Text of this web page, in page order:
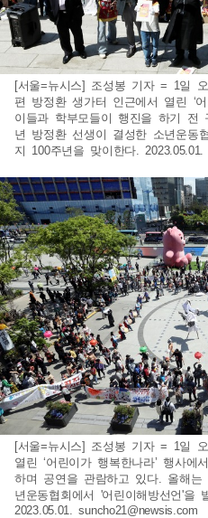
[서울=뉴시스] 조성봉 기자 = 1일
편 방정환 생가터 인근에서 열린 ‘
이들과 학부모들이 행진을 하기 전
년 방정환 선생이 결성한 소년운동
지 100주년을 맞이한다. 2023.05.01.
[서울=뉴시스] 조성봉 기자 = 1일
열린 ‘어린이가 행복한나라’ 행사
하며 공연을 관람하고 있다. 올해
년운동협회에서 '어린이해방선언'을
2023.05.01.suncho21@newsis.com